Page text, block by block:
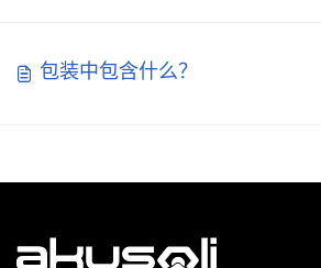
包装中包含什么？